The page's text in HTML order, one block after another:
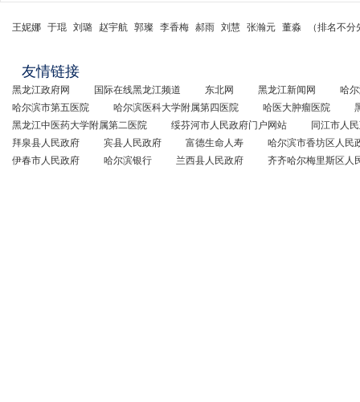
王妮娜 于琨 刘璐 赵宇航 郭璨 李香梅 郝雨 刘慧 张瀚元 董淼 （排名不
友情链接
黑龙江政府网 国际在线黑龙江频道 东北网 黑龙江新闻网
哈
哈尔滨市第五医院
哈尔滨医科大学附属第四医院 哈医大肿瘤医院
黑龙江中医药大学附属第二医院
绥芬河市人民政府门户网站
同江市人
拜泉县人民政府
宾县人民政府 富德生命人寿
哈尔滨市香坊区人民
伊春市人民政府
哈尔滨银行 兰西县人民政府 齐齐哈尔梅里斯区人